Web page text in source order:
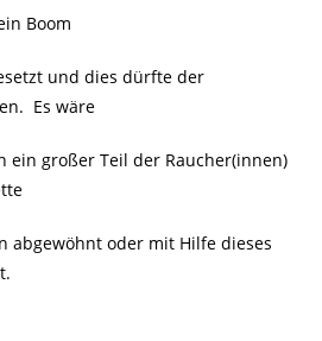
Boom
und dies dürfte der
Es wäre
ein großer Teil der Raucher(innen)
abgewöhnt oder mit Hilfe dieses